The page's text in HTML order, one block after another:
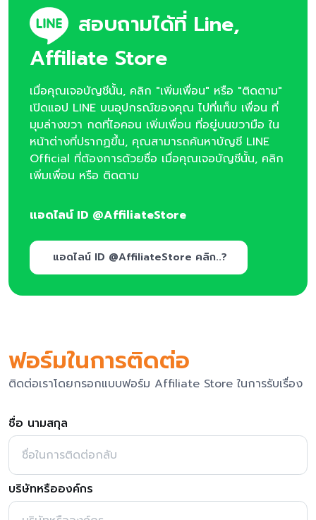
สอบถามได้ที่ Line,
Affiliate Store
เมื่อคุณเจอบัญชีนั้น, คลิก "เพิ่มเพื่อน" หรือ "ติดตาม"
เปิดแอป LINE บนอุปกรณ์ของคุณ ไปที่แท็บ เพื่อน ที่
มุมล่างขวา กดที่ไอคอน เพิ่มเพื่อน ที่อยู่บนขวามือ ใน
หน้าต่างที่ปรากฏขึ้น, คุณสามารถค้นหาบัญชี LINE
Official ที่ต้องการด้วยชื่อ เมื่อคุณเจอบัญชีนั้น, คลิก
เพิ่มเพื่อน หรือ ติดตาม
แอดไลน์ ID @AffiliateStore
แอดไลน์ ID @AffiliateStore คลิก..?
ฟอร์มในการติดต่อ
ติดต่อเราโดยกรอกแบบฟอร์ม Affiliate Store ในการรับเรื่อง
ชื่อ นามสกุล
บริษัทหรือองค์กร